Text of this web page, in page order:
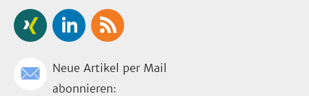
Neue Artikel per Mail
abonnieren: